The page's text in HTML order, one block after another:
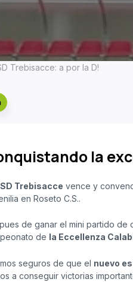
Trebisacce: a por la D!
la
Trebisacce vence y
en Roseto C.S..
de ganar el mini partido
de la Eccellenza
seguros de que el nuevo
a conseguir victorias